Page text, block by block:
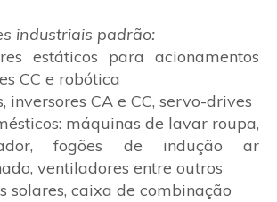
industriais padrão:
estáticos para acionamentos
CC e robótica
inversores CA e CC, servo-drives
máquinas de lavar roupa,
fogões de indução ar
ventiladores entre outros
solares, caixa de combinação